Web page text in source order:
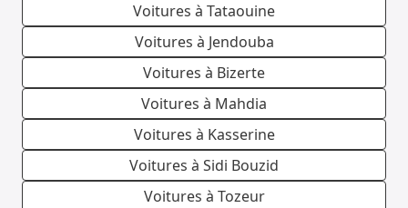
Voitures à Tataouine
Voitures à Jendouba
Voitures à Bizerte
Voitures à Mahdia
Voitures à Kasserine
Voitures à Sidi Bouzid
Voitures à Tozeur